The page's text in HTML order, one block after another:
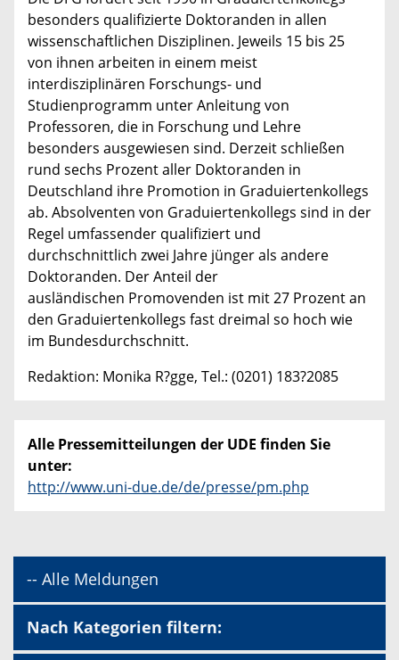
besonders qualifizierte Doktoranden in allen
wissenschaftlichen Disziplinen. Jeweils 15 bis 25
von ihnen arbeiten in einem meist
interdisziplinären Forschungs- und
Studienprogramm unter Anleitung von
Professoren, die in Forschung und Lehre
besonders ausgewiesen sind. Derzeit schließen
rund sechs Prozent aller Doktoranden in
Deutschland ihre Promotion in Graduiertenkollegs
ab. Absolventen von Graduiertenkollegs sind in der
Regel umfassender qualifiziert und
durchschnittlich zwei Jahre jünger als andere
Doktoranden. Der Anteil der
ausländischen Promovenden ist mit 27 Prozent an
den Graduiertenkollegs fast dreimal so hoch wie
im Bundesdurchschnitt.
Redaktion: Monika R?gge, Tel.: (0201) 183?2085
Alle Pressemitteilungen der UDE finden Sie
unter:
http://www.uni-due.de/de/presse/pm.php
-- Alle Meldungen
Nach Kategorien filtern: